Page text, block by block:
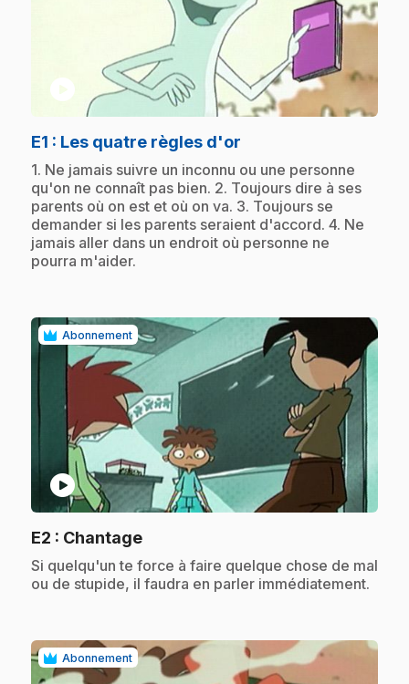
play_circle
E1 : Les quatre règles d'or
.1. Ne jamais suivre un inconnu ou une personne
qu'on ne connaît pas bien. 2. Toujours dire à ses
parents où on est et où on va. 3. Toujours se
demander si les parents seraient d'accord. 4. Ne
jamais aller dans un endroit où personne ne
pourra m'aider.
Abonnement
play_circle
E2 : Chantage.
.Si quelqu'un te force à faire quelque chose de mal
ou de stupide, il faudra en parler immédiatement.
Abonnement